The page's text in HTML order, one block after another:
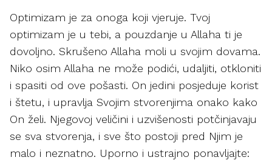
Optimizam je za onoga koji vjeruje. Tvoj
optimizam je u tebi, a pouzdanje u Allaha ti je
dovoljno. Skrušeno Allaha moli u svojim dovama.
Niko osim Allaha ne može podići, udaljiti, otkloniti
i spasiti od ove pošasti. On jedini posjeduje korist
i štetu, i upravlja Svojim stvorenjima onako kako
On želi. Njegovoj veličini i uzvišenosti potčinjavaju
se sva stvorenja, i sve što postoji pred Njim je
malo i neznatno. Uporno i ustrajno ponavljajte: